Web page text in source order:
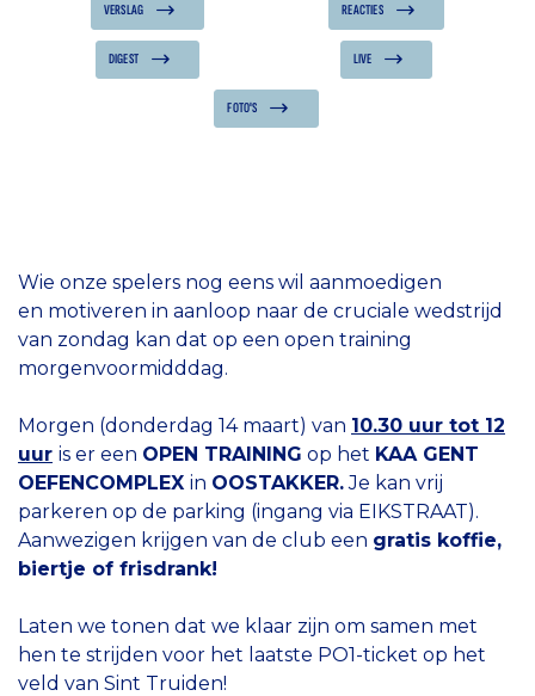
VERSLAG REACTIES
DIGEST LIVE
FOTO'S
Wie onze spelers nog eens wil aanmoedigen
en motiveren in aanloop naar de cruciale wedstrijd
van zondag kan dat op een open training
morgenvoormidddag.
Morgen (donderdag 14 maart) van 10.30 uur tot 12
uur is er een OPEN TRAINING op het KAA GENT
OEFENCOMPLEX in OOSTAKKER.Je kan vrij
parkeren op de parking (ingang via EIKSTRAAT).
Aanwezigen krijgen van de club een gratis koffie,
biertje of frisdrank!
Laten we tonen dat we klaar zijn om samen met
hen te strijden voor het laatste PO1-ticket op het
veld van Sint Truiden!